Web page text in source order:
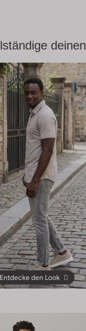
deinen
Entdecke den Look